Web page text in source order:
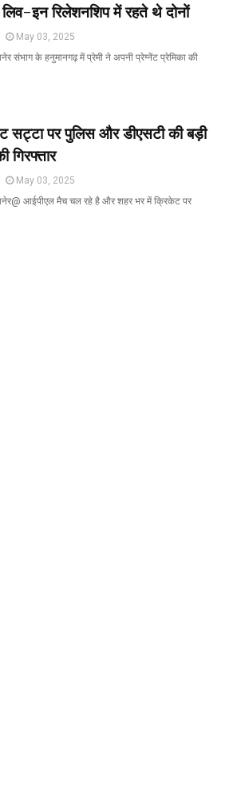
इन रिलेशनशिप में रहते थे दोनों
May 03, 2025
संभाग के हनुमानगढ़ में प्रेमी ने अपनी प्रेग्नेंट प्रेमिका की
सट्टा पर पुलिस और डीएसटी की बड़ी
गिरफ्तार
May 03, 2025
आईपीएल मैच चल रहे है और शहर भर में क्रिकेट पर